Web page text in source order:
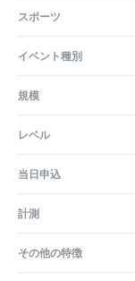
スポーツ
イベント種別
規模
レベル
当日申込
計測
その他の特徴